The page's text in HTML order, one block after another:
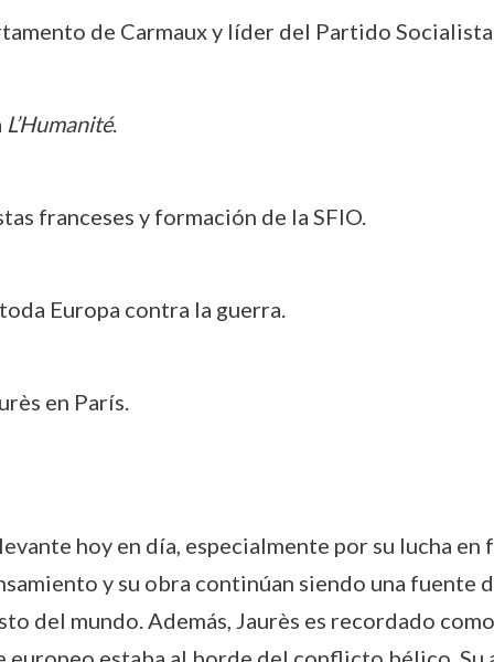
de Carmaux y líder del Partido Socialista
L’Humanité.
franceses y formación de la SFIO.
Europa contra la guerra.
en París.
hoy en día, especialmente por su lucha
y su obra continúan siendo una fuente
del mundo. Además, Jaurès es recordado